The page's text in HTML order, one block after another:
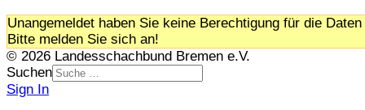
Unangemeldet haben Sie keine Berechtigung für die
Bitte melden Sie sich an!
© 2026 Landesschachbund Bremen e.V.
Suchen
Sign In